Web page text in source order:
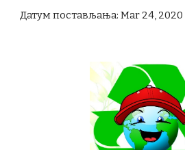
Датум постављања: Mar 24, 2020